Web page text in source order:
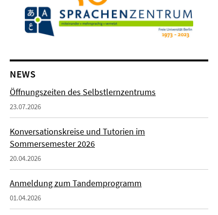
NEWS
Öffnungszeiten des Selbstlernzentrums
23.07.2026
Konversationskreise und Tutorien im
Sommersemester 2026
20.04.2026
Anmeldung zum Tandemprogramm
01.04.2026